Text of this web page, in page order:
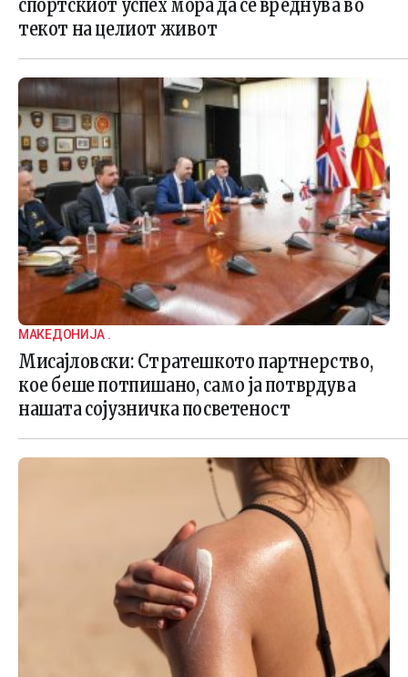
спортскиот успех мора да се вреднува во
текот на целиот живот
МАКЕДОНИЈА .
Мисајловски: Стратешкото партнерство,
кое беше потпишано, само ја потврдува
нашата сојузничка посветеност